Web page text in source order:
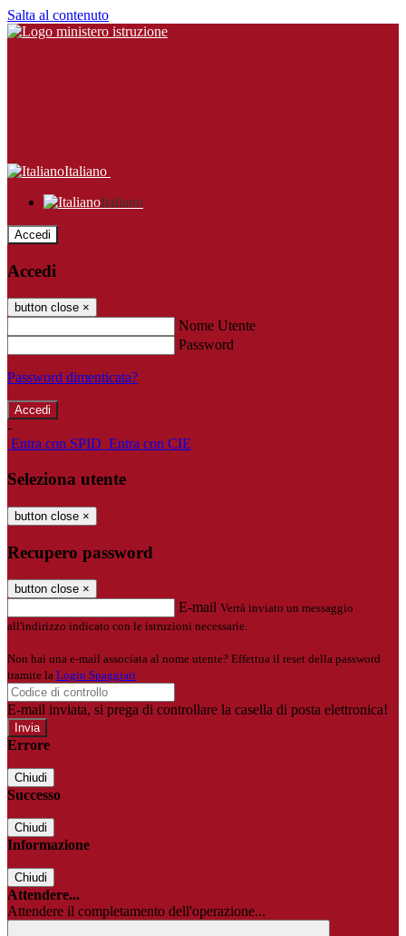
Salta al contenuto
Italiano
Italiano
Accedi
Accedi
button close ×
Nome Utente
Password
Password dimenticata?
-
Entra con SPID Entra con CIE
Seleziona utente
button close ×
Recupero password
button close ×
E-mail Verrà inviato un messaggio
all'indirizzo indicato con le istruzioni necessarie.
Non hai una e-mail associata al nome utente? Effettua il reset della password
tramite la Login Spaggiari
E-mail inviata, si prega di controllare la casella di posta elettronica!
Errore
Chiudi
Successo
Chiudi
Informazione
Chiudi
Attendere...
Attendere il completamento dell'operazione...